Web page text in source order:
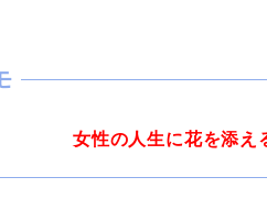
女性の人生に花を添え